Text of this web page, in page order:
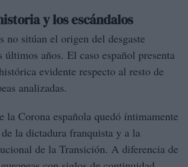
y los escándalos
no sitúan el origen del desgaste
últimos años. El caso español presenta
evidente respecto al resto de
analizadas.
la Corona española quedó íntimamente
la dictadura franquista y a la
de la Transición. A diferencia de